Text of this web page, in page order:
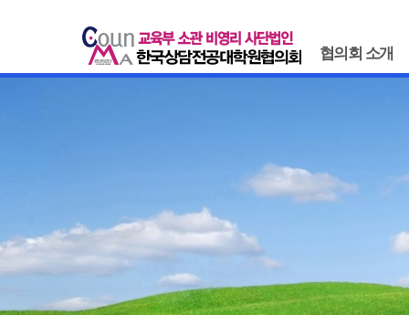
협의회 소개